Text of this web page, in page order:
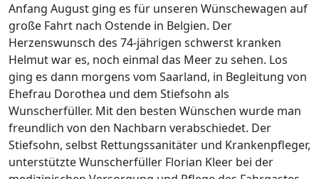
Anfang August ging es für unseren Wünschewagen auf
große Fahrt nach Ostende in Belgien. Der
Herzenswunsch des 74-jährigen schwerst kranken
Helmut war es, noch einmal das Meer zu sehen. Los
ging es dann morgens vom Saarland, in Begleitung von
Ehefrau Dorothea und dem Stiefsohn als
Wunscherfüller. Mit den besten Wünschen wurde man
freundlich von den Nachbarn verabschiedet. Der
Stiefsohn, selbst Rettungssanitäter und Krankenpfleger,
unterstützte Wunscherfüller Florian Kleer bei der